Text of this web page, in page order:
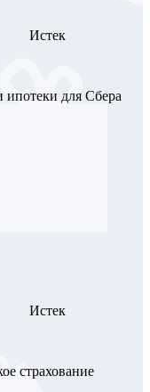
Истек
ипотеки для Сбера
Истек
страхование